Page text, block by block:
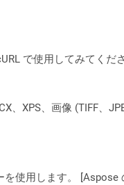
で使用してみてくださ
XPS、画像 (TIFF、
使用します。 [Aspose